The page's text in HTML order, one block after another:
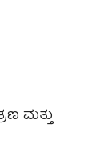
ಮತ್ತು